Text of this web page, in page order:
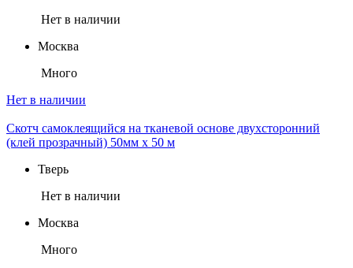
Нет в наличии
Москва
Много
Нет в наличии
Скотч самоклеящийся на тканевой основе двухсторонний
(клей прозрачный) 50мм х 50 м
Тверь
Нет в наличии
Москва
Много